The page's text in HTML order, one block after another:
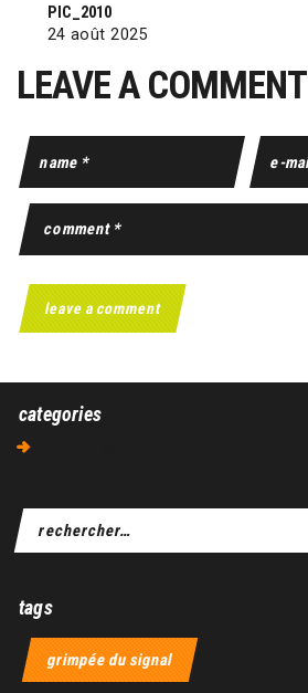
PIC_2010
24 août 2025
LEAVE A COMMENT
categories
tags
grimpée du signal